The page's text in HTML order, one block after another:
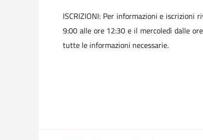
ISCRIZIONI: Per informazioni e
9:00 alle ore 12:30 e il mercoledì dalle
tutte le informazioni necessarie.